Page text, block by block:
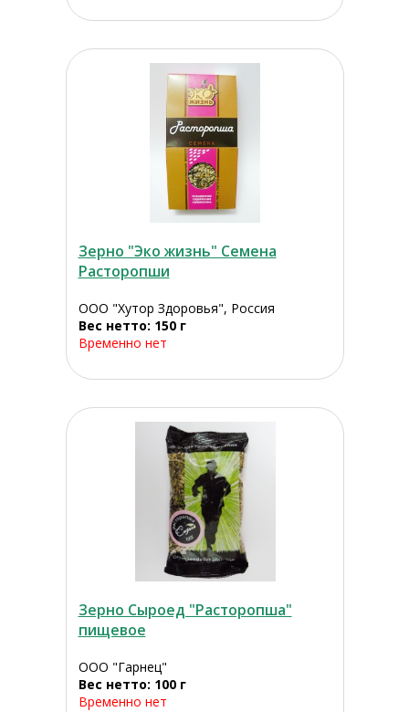
Зерно "Эко жизнь" Семена
Расторопши
ООО "Хутор Здоровья", Россия
Вес нетто: 150 г
Временно нет
Зерно Сыроед "Расторопша"
пищевое
ООО "Гарнец"
Вес нетто: 100 г
Временно нет